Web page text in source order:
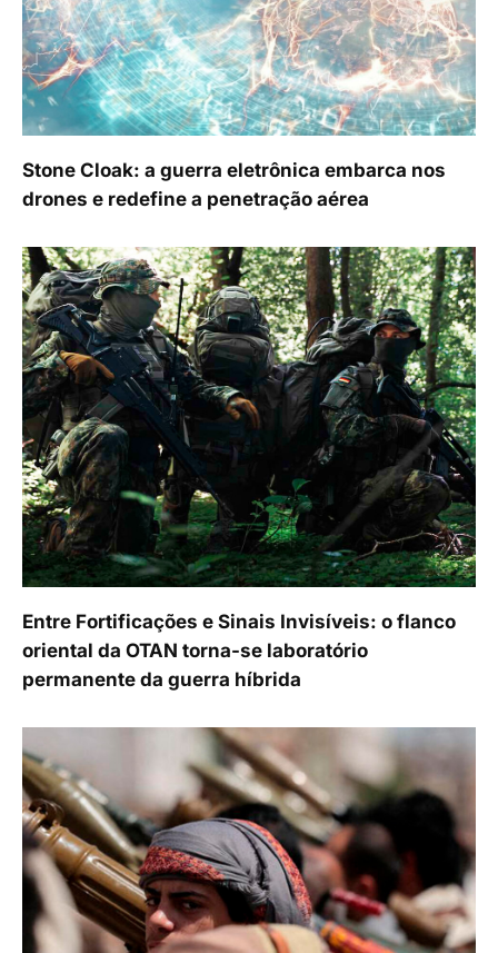
Stone Cloak: a guerra eletrônica embarca nos
drones e redefine a penetração aérea
Entre Fortificações e Sinais Invisíveis: o flanco
oriental da OTAN torna-se laboratório
permanente da guerra híbrida